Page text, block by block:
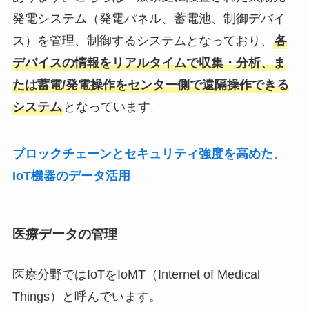
発電システム（発電パネル、蓄電池、制御デバイ
ス）を管理、制御するシステムとなっており、 各
デバイスの情報をリアルタイムで収集・分析、ま
たは蓄電/発電操作をセンター側で遠隔操作できる
システムとなっています。
ブロックチェーンとセキュリティ強度を高めた、
IoT機器のデータ活用
医療データの管理
医療分野ではIoTをIoMT（Internet of Medical
Things）と呼んでいます。